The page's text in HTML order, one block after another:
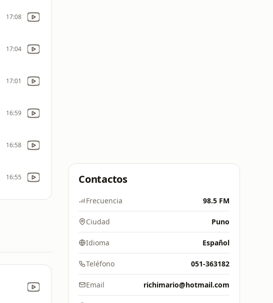
17:08
17:04
17:01
16:59
16:58
16:55 Contactos
Frecuencia 98.5 FM
Ciudad Puno
Idioma Español
Teléfono 051-363182
Email richimario@hotmail.com